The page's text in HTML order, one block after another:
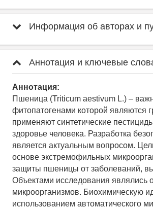
Информация об авторах и
Аннотация и ключевые
Аннотация:
Пшеница (Triticum aestivum L.) –
фитопатогенами которой являются
применяют синтетические
здоровье человека. Разработка
является актуальным вопросом.
основе экстремофильных
защиты пшеницы от заболеваний,
Объектами исследования являлись
микроорганизмов. Биохимическую
использованием автоматического